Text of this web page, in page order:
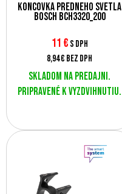
Koncovka predného svetla
Bosch BCH3320_200
11 € s DPH
8,94 € bez DPH
Skladom na predajni.
Pripravené k vyzdvihnutiu.